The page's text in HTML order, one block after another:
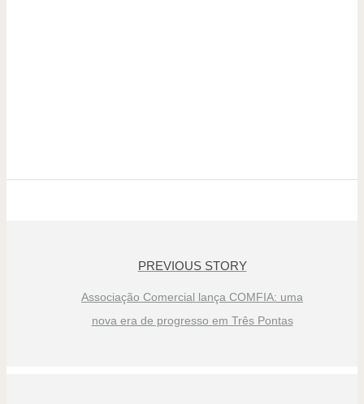
PREVIOUS STORY
Associação Comercial lança COMFIA: uma
nova era de progresso em Três Pontas